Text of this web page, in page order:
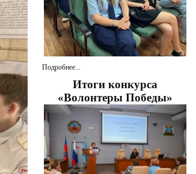
Подробнее...
Итоги конкурса
«Волонтеры Победы»